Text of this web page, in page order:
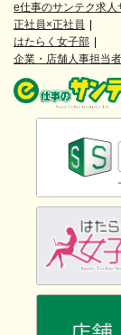
e仕事のサンテク求人
正社員×正社員
はたらく女子部
企業・店舗人事担当